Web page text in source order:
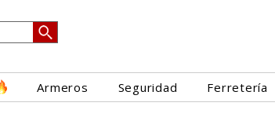
Armeros Seguridad Ferretería